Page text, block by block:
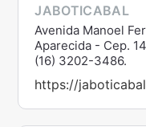
JABOTICABAL
Avenida Manoel
Aparecida - Cep.
(16) 3202-3486.
https://